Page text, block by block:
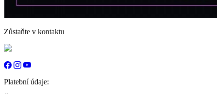
Zůstaňte v kontaktu
Platební údaje: